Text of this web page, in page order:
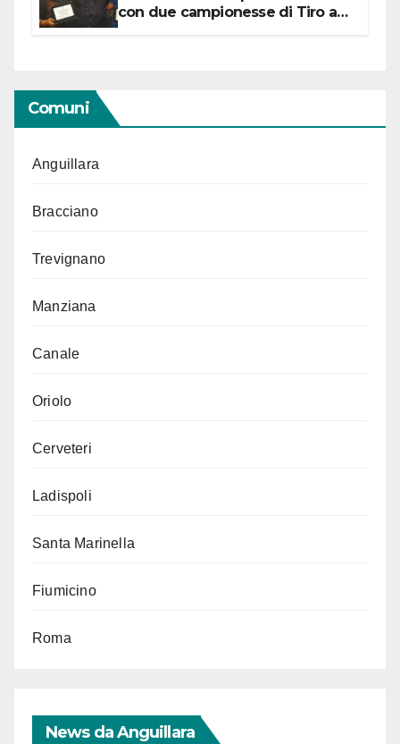
con due campionesse di Tiro a
Comuni
Anguillara
Bracciano
Trevignano
Manziana
Canale
Oriolo
Cerveteri
Ladispoli
Santa Marinella
Fiumicino
Roma
News da Anguillara